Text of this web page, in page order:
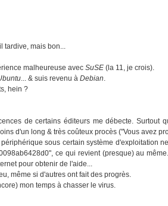
tardive, mais bon...
malheureuse avecSuSE (la 11, je crois).
... & suis revenu àDebian.
hein ?
de certains éditeurs me débecte. Surtout
d'un long & très coûteux procès ("Vous avez
sous certain système d'exploitation
ce qui revient (presque) au
pour obtenir de l'aide...
même si d'autres ont fait des progrès.
mon temps à chasser le virus.